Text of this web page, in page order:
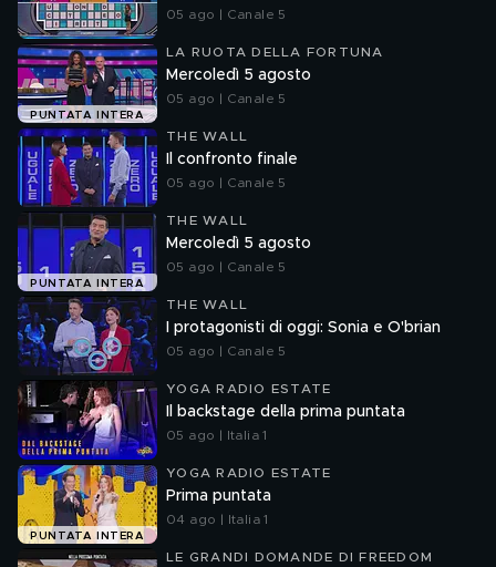
05 ago | Canale 5
PUNTATA INTERA
LA RUOTA DELLA FORTUNA
Mercoledì 5 agosto
05 ago | Canale 5
THE WALL
Il confronto finale
05 ago | Canale 5
PUNTATA INTERA
THE WALL
Mercoledì 5 agosto
05 ago | Canale 5
THE WALL
I protagonisti di oggi: Sonia e O'brian
05 ago | Canale 5
YOGA RADIO ESTATE
Il backstage della prima puntata
05 ago | Italia 1
PUNTATA INTERA
YOGA RADIO ESTATE
Prima puntata
04 ago | Italia 1
LE GRANDI DOMANDE DI FREEDOM